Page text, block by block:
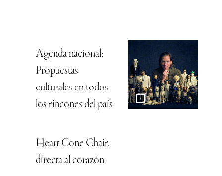
Agenda nacional:
Propuestas
culturales en todos
los rincones del país
Heart Cone Chair,
directa al corazón